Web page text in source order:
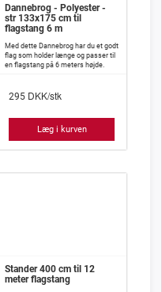
Dannebrog - Polyester -
str 133x175 cm til
flagstang 6 m
Med dette Dannebrog har du et godt
flag som holder længe og passer til
en flagstang på 6 meters højde.
295 DKK/stk
Læg i kurven
Stander 400 cm til 12
meter flagstang